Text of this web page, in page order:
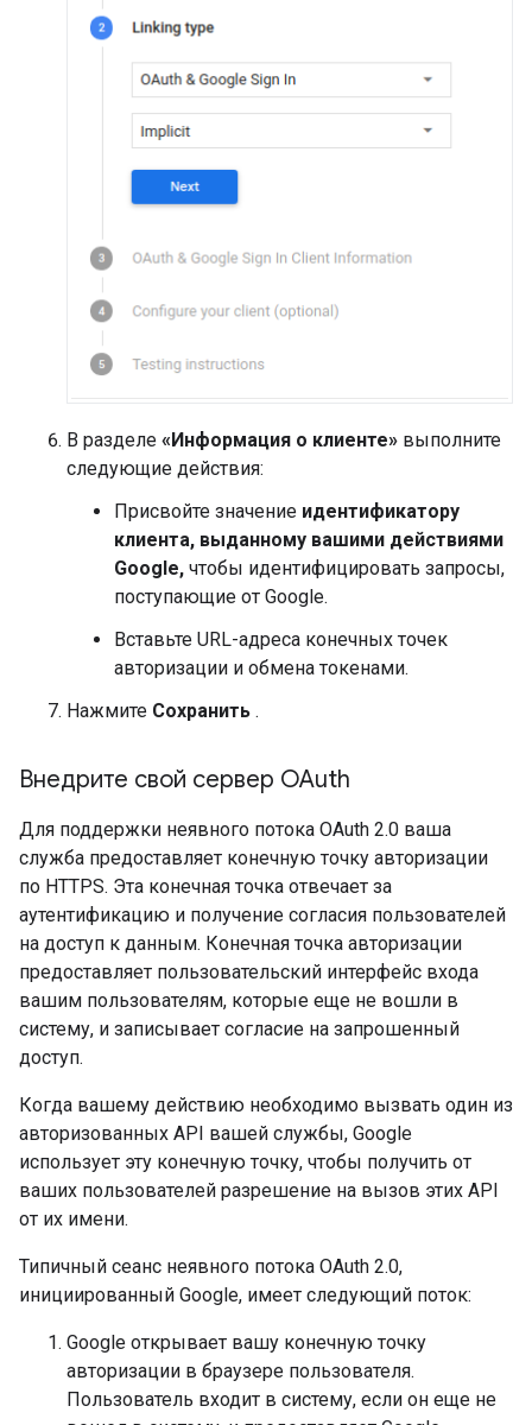
В разделе «Информация о клиенте» выполните
следующие действия:
Присвойте значение идентификатору
клиента, выданному вашими действиями
Google, чтобы идентифицировать запросы,
поступающие от Google.
Вставьте URL-адреса конечных точек
авторизации и обмена токенами.
Нажмите Сохранить .
Внедрите свой сервер OAuth
Для поддержки неявного потока OAuth 2.0 ваша
служба предоставляет конечную точку авторизации
по HTTPS. Эта конечная точка отвечает за
аутентификацию и получение согласия пользователей
на доступ к данным. Конечная точка авторизации
предоставляет пользовательский интерфейс входа
вашим пользователям, которые еще не вошли в
систему, и записывает согласие на запрошенный
доступ.
Когда вашему действию необходимо вызвать один из
авторизованных API вашей службы, Google
использует эту конечную точку, чтобы получить от
ваших пользователей разрешение на вызов этих API
от их имени.
Типичный сеанс неявного потока OAuth 2.0,
инициированный Google, имеет следующий поток:
Google открывает вашу конечную точку
авторизации в браузере пользователя.
Пользователь входит в систему, если он еще не